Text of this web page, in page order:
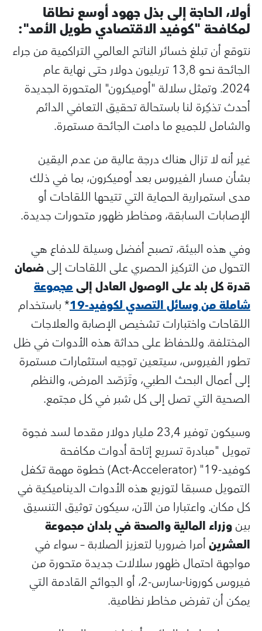
أولا، الحاجة إلى بذل جهود أوسع نطاقا
لمكافحة"كوفيدالاقتصادي طويل الأمد":
نتوقع أن تبلغ خسائر الناتج العالمي التراكمية من جراء
الجائحة نحو 13,8 تريليون دولار حتى نهاية عام
2024. وتمثل سلالة "أوميكرون" المتحورة الجديدة
أحدث تذكِرة لنا باستحالة تحقيق التعافي الدائم
والشامل للجميع ما دامت الجائحة مستمرة.
غير أنه لا تزال هناك درجة عالية من عدم اليقين
بشأن مسار الفيروس بعد أوميكرون، بما في ذلك
مدى استمرارية الحماية التي تتيحها اللقاحات أو
الإصابات السابقة، ومخاطر ظهور متحورات جديدة.
وفي هذه البيئة، تصبح أفضل وسيلة للدفاع هي
التحول من التركيز الحصري على اللقاحات إلىضمان
قدرة كل بلد على الوصول العادل إلىمجموعة
شاملة من وسائل التصدي لكوفيد-19
*باستخدام
اللقاحات واختبارات تشخيص الإصابة والعلاجات
المختلفة. وللحفاظ على حداثة هذه الأدوات في ظل
تطور الفيروس، سيتعين توجيه استثمارات مستمرة
إلى أعمال البحث الطبي، وتَرَصّد المرض، والنظم
الصحية التي تصل إلى كل شبر في كل مجتمع.
وسيكون توفير 23,4 مليار دولار مقدما لسد فجوة
تمويل "مبادرة تسريع إتاحة أدوات مكافحة
كوفيد-19"
(Act-Accelerator)خطوة مهمة تكفل
التمويل مسبقا لتوزيع هذه الأدوات الديناميكية في
كل مكان. واعتبارا من الآن، سيكون توثيق التنسيق
بينوزراء المالية والصحة في بلدان مجموعة
العشرينأمرا ضروريا لتعزيز الصلابة – سواء في
مواجهة احتمال ظهور سلالات جديدة متحورة من
فيروس كورونا-سارس-2، أو الجوائح القادمة التي
يمكن أن تفرض مخاطر نظامية.